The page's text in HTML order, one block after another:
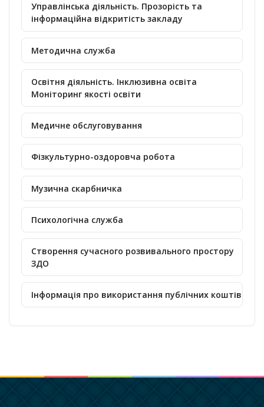
Управлінська діяльність. Прозорість та
інформаційна відкритість закладу
Методична служба
Освітня діяльність. Інклюзивна освіта
Моніторинг якості освіти
Медичне обслуговування
Фізкультурно-оздоровча робота
Музична скарбничка
Психологічна служба
Створення сучасного розвивального простору
ЗДО
Інформація про використання публічних коштів